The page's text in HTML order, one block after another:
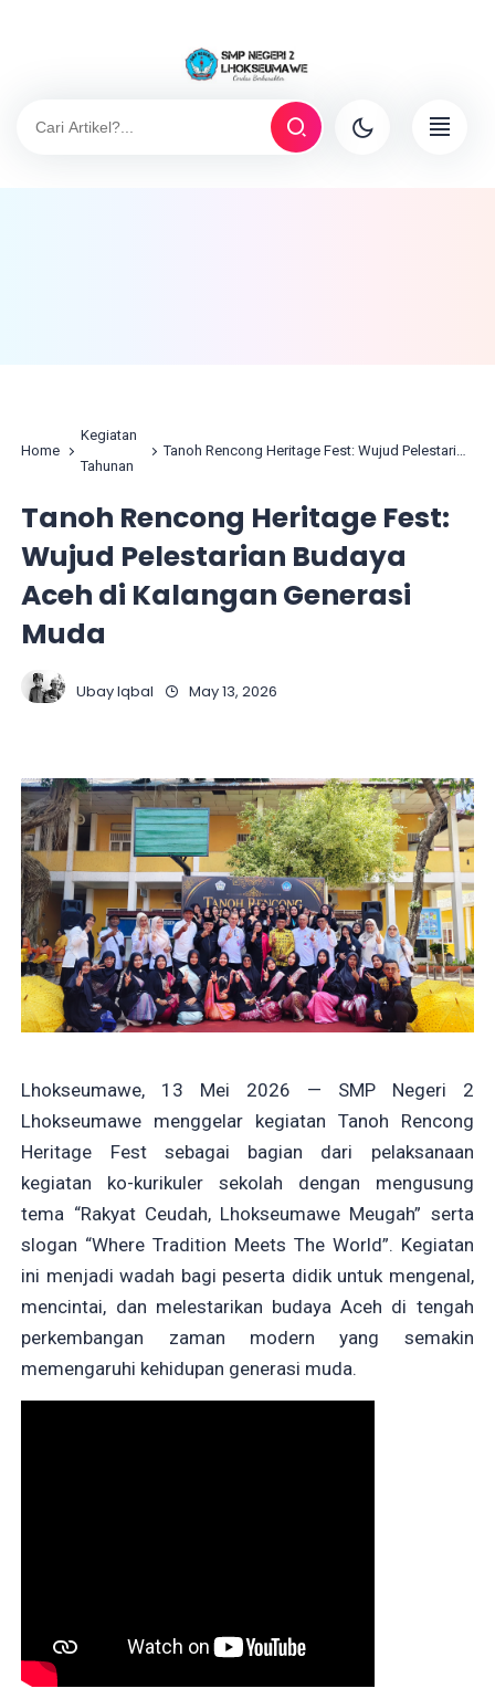
Home
Kegiatan
Tahunan
Tanoh Rencong Heritage Fest: Wujud Pelestarian Budaya Aceh di Kalangan Generasi Muda
Tanoh Rencong Heritage Fest:
Wujud Pelestarian Budaya
Aceh di Kalangan Generasi
Muda
Ubay Iqbal May 13, 2026
Lhokseumawe, 13 Mei 2026 — SMP Negeri 2
Lhokseumawe menggelar kegiatan Tanoh Rencong
Heritage Fest sebagai bagian dari pelaksanaan
kegiatan ko-kurikuler sekolah dengan mengusung
tema “Rakyat Ceudah, Lhokseumawe Meugah” serta
slogan “Where Tradition Meets The World”. Kegiatan
ini menjadi wadah bagi peserta didik untuk mengenal,
mencintai, dan melestarikan budaya Aceh di tengah
perkembangan zaman modern yang semakin
memengaruhi kehidupan generasi muda.